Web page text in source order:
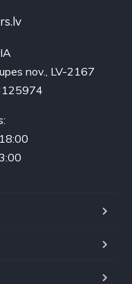
nov., LV-2167